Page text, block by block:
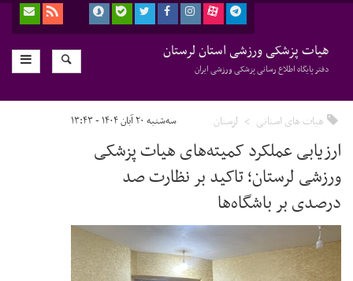
هیات پزشکی ورزشی استان لرستان
دفتر پایگاه اطلاع رسانی پزشکی ورزشی ایران
هیات های استانی لرستان سه‌شنبه ۲۰ آبان ۱۴۰۴ - ۱۳:۴۳
ارزیابی عملکرد کمیته‌های هیات پزشکی
ورزشی لرستان؛ تاکید بر نظارت صد
درصدی بر باشگاه‌ها